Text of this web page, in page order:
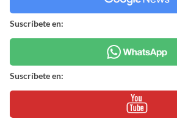
Suscríbete en:
Suscríbete en: